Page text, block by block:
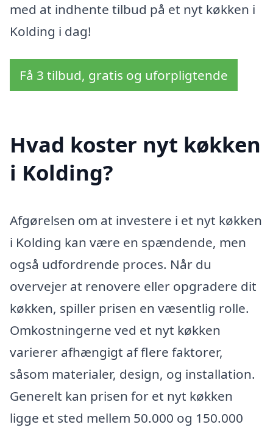
med at indhente tilbud på et nyt køkken i
Kolding i dag!
Få 3 tilbud, gratis og uforpligtende
Hvad koster nyt køkken
i Kolding?
Afgørelsen om at investere i et nyt køkken
i Kolding kan være en spændende, men
også udfordrende proces. Når du
overvejer at renovere eller opgradere dit
køkken, spiller prisen en væsentlig rolle.
Omkostningerne ved et nyt køkken
varierer afhængigt af flere faktorer,
såsom materialer, design, og installation.
Generelt kan prisen for et nyt køkken
ligge et sted mellem 50.000 og 150.000